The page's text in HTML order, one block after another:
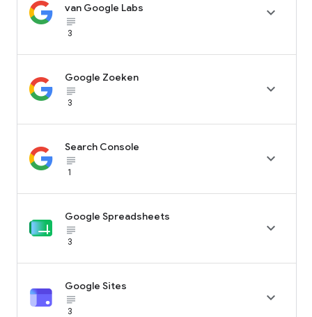
van Google Labs
subject_black
3

Google Zoeken
subject_black
3

Search Console
subject_black
1

Google Spreadsheets
subject_black
3

Google Sites
subject_black
3
